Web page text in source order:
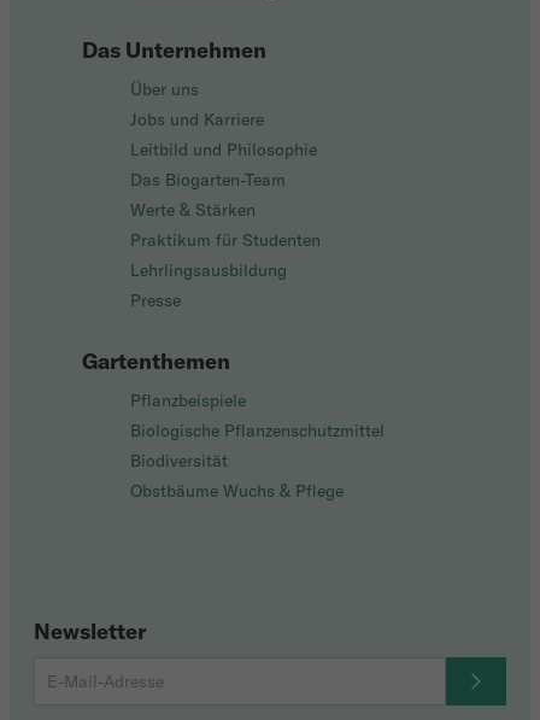
Das Unternehmen
Über uns
Jobs und Karriere
Leitbild und Philosophie
Das Biogarten-Team
Werte & Stärken
Praktikum für Studenten
Lehrlingsausbildung
Presse
Gartenthemen
Pflanzbeispiele
Biologische Pflanzenschutzmittel
Biodiversität
Obstbäume Wuchs & Pflege
Newsletter